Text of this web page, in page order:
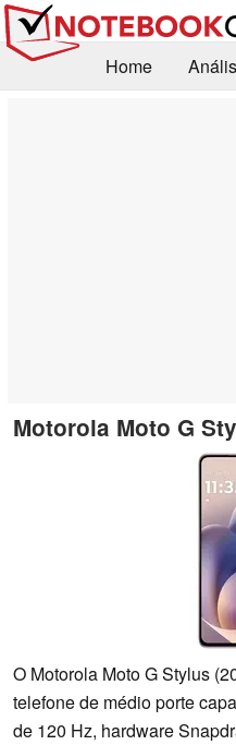
Home
Motorola Moto G
O Motorola Moto G Stylus
telefone de médio porte
de 120 Hz, hardware